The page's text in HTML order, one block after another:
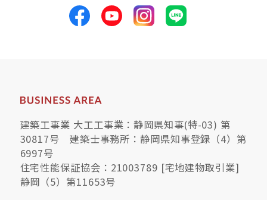
建築工事業 大工工事業：静岡県知事(特-03) 第
30817号 建築士事務所：静岡県知事登録（4）第
6997号
住宅性能保証協会：21003789 [宅地建物取引業]
静岡（5）第11653号